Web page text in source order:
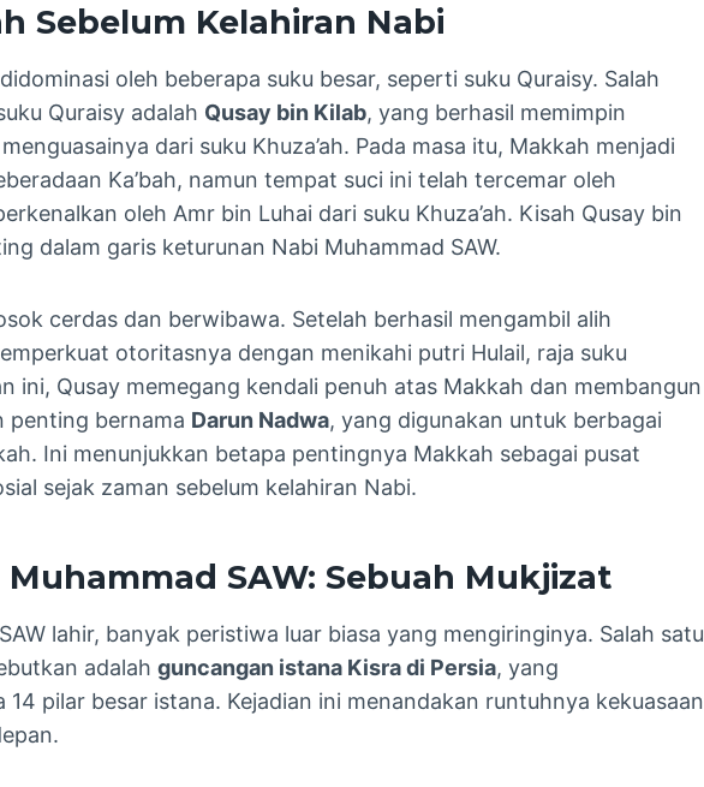
Sebelum Kelahiran Nabi
oleh beberapa suku besar, seperti suku Quraisy. Salah
Quraisy adalah Qusay bin Kilab, yang berhasil memimpin
dari suku Khuza’ah. Pada masa itu, Makkah menjadi
Ka’bah, namun tempat suci ini telah tercemar oleh
oleh Amr bin Luhai dari suku Khuza’ah. Kisah Qusay bin
dalam garis keturunan Nabi Muhammad SAW.
cerdas dan berwibawa. Setelah berhasil mengambil alih
otoritasnya dengan menikahi putri Hulail, raja suku
ini, Qusay memegang kendali penuh atas Makkah dan membangun
penting bernama Darun Nadwa, yang digunakan untuk berbagai
Ini menunjukkan betapa pentingnya Makkah sebagai pusat
sejak zaman sebelum kelahiran Nabi.
SAW: Sebuah Mukjizat
lahir, banyak peristiwa luar biasa yang mengiringinya. Salah satu
adalah guncangan istana Kisra di Persia, yang
pilar besar istana. Kejadian ini menandakan runtuhnya kekuasaan